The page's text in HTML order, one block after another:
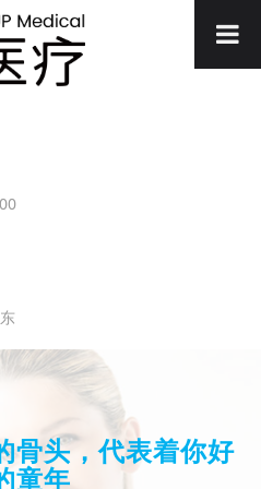
骨头，代表着你好
童年